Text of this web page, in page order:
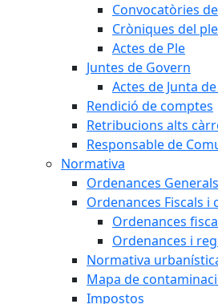
Convocatòries
Cròniques del ple
Actes de Ple
Juntes de Govern
Actes de Junta
Rendició de comptes
Retribucions alts
Responsable de
Normativa
Ordenances Generals
Ordenances Fiscals i
Ordenances
Ordenances i
Normativa
Mapa de
Impostos